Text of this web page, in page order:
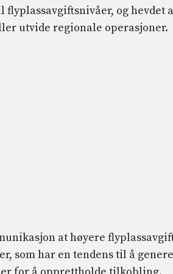
og hevdet
utvide regionale operasjoner.
at høyere
som har en tendens til å